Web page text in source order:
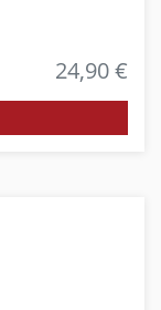
24,90 €